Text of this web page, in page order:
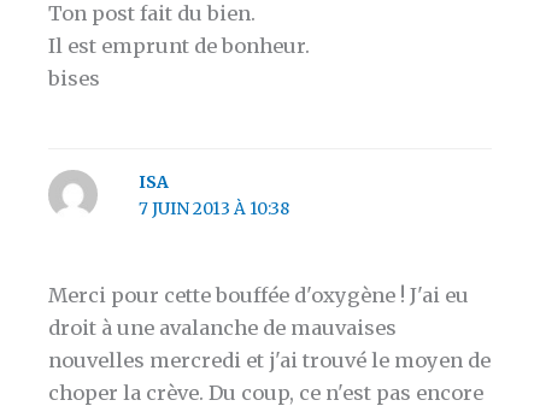
Ton post fait du bien.
Il est emprunt de bonheur.
bises
ISA
7 JUIN 2013 À 10:38
Merci pour cette bouffée d'oxygène ! J'ai eu
droit à une avalanche de mauvaises
nouvelles mercredi et j'ai trouvé le moyen de
choper la crève. Du coup, ce n'est pas encore